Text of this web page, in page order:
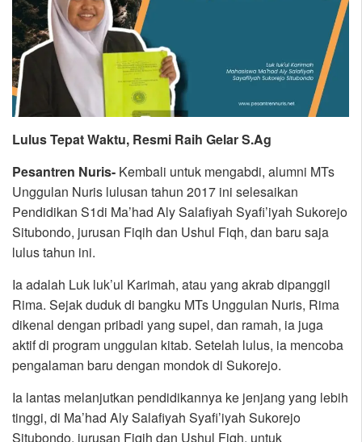
Lulus Tepat Waktu, Resmi Raih Gelar S.Ag
Pesantren Nuris- Kembali untuk mengabdi, alumni MTs
Unggulan Nuris lulusan tahun 2017 ini selesaikan
Pendidikan S1di Ma’had Aly Salafiyah Syafi’iyah Sukorejo
Situbondo, jurusan Fiqih dan Ushul Fiqh, dan baru saja
lulus tahun ini.
Ia adalah Luk luk’ul Karimah, atau yang akrab dipanggil
Rima. Sejak duduk di bangku MTs Unggulan Nuris, Rima
dikenal dengan pribadi yang supel, dan ramah, ia juga
aktif di program unggulan kitab. Setelah lulus, ia mencoba
pengalaman baru dengan mondok di Sukorejo.
Ia lantas melanjutkan pendidikannya ke jenjang yang lebih
tinggi, di Ma’had Aly Salafiyah Syafi’iyah Sukorejo
Situbondo, jurusan Fiqih dan Ushul Fiqh, untuk